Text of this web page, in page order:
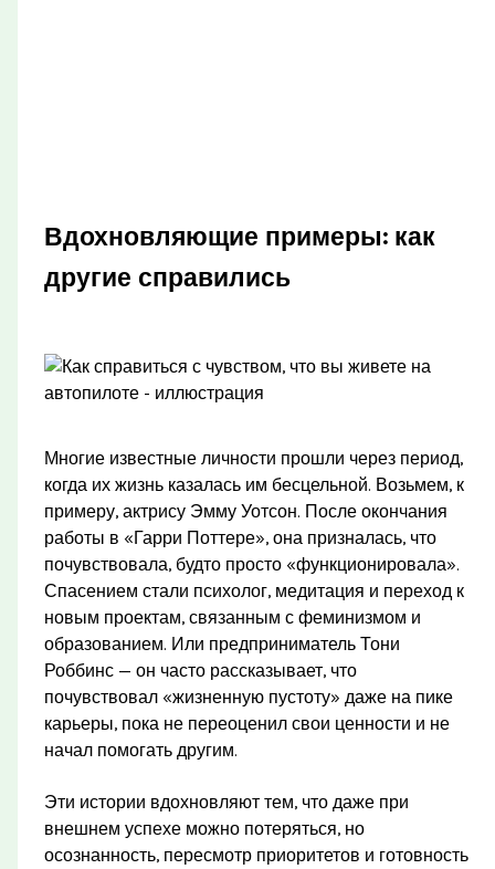
Вдохновляющие примеры: как
другие справились
Многие известные личности прошли через период,
когда их жизнь казалась им бесцельной. Возьмем, к
примеру, актрису Эмму Уотсон. После окончания
работы в «Гарри Поттере», она призналась, что
почувствовала, будто просто «функционировала».
Спасением стали психолог, медитация и переход к
новым проектам, связанным с феминизмом и
образованием. Или предприниматель Тони
Роббинс — он часто рассказывает, что
почувствовал «жизненную пустоту» даже на пике
карьеры, пока не переоценил свои ценности и не
начал помогать другим.
Эти истории вдохновляют тем, что даже при
внешнем успехе можно потеряться, но
осознанность, пересмотр приоритетов и готовность